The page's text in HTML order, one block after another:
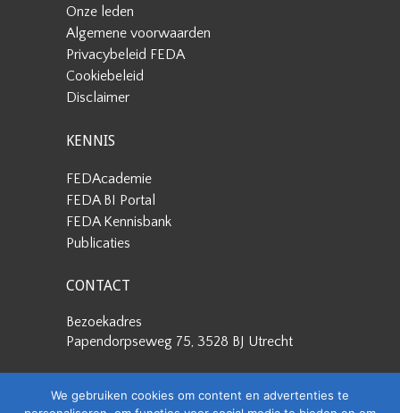
Onze leden
Algemene voorwaarden
Privacybeleid FEDA
Cookiebeleid
Disclaimer
KENNIS
FEDAcademie
FEDA BI Portal
FEDA Kennisbank
Publicaties
CONTACT
Bezoekadres
Papendorpseweg 75, 3528 BJ Utrecht
Papendorpseweg 75, 3528 BJ Utrecht
We gebruiken cookies om content en advertenties te